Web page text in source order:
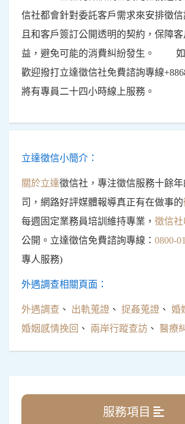
信社都會針對委託客戶需求來安排徵
且和客戶簽訂公開透明的契約，保障
益，避免可能的消費糾紛發生。 如
歡迎撥打立達徵信社免費諮詢專線
將有專員二十四小時線上服務。
立達徵信小簡介：
關於立達徵信社，專注徵信服務十餘
司，網路好評媒體報導真正有在做事的
每週固定業務員培訓維持專業， 徵信社
公開。立達徵信免費諮詢專線： 0800-
專人服務)
外遇調查相關頁面：
外遇調查 、 出軌蒐證、 捉姦蒐證、 婚
婚姻感情挽回 、 兩岸行蹤查訪、 醫療
服務項目